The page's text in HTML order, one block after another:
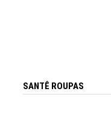
SANTÊ ROUPAS